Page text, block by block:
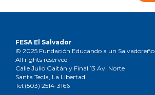
FESA El Salvador
© 2025 Fundación Educando a un Salvadoreño
All rights reserved
Calle Julio Gaitán y Final 13 Av. Norte
Santa Tecla, La Libertad.
Tel.(503) 2514-3166